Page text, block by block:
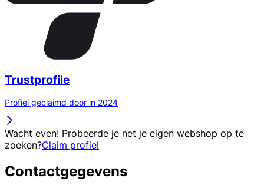
Trustprofile
Profiel geclaimd door in 2024
Wacht even! Probeerde je net je eigen webshop op te
zoeken?Claim profiel
Contactgegevens